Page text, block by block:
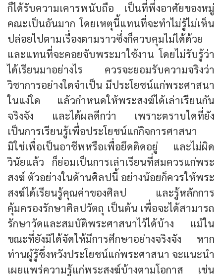
ก็ได้รับความเคารพนับถือ เป็นที่พึ่งอาศัยของหมู่
คณะเป็นอันมาก โดยเหตุนี้แทนที่จะทำไม่รู้ไม่เห็น
ปล่อยไปตามเรื่องตามราวซึ่งก็ควบคุมไม่ได้ด้วย
และแทนที่จะคอยจับพระมาใช้งาน โดยไม่รับรู้ว่า
ได้เรียนมาอย่างไร ควรจะยอมรับความจริงว่า
วิชาการอย่างใดจำเป็น มีประโยชน์แก่พระศาสนา
ในแง่ใด แล้วกำหนดให้พระสงฆ์ได้เล่าเรียนกัน
จริงจัง และได้ผลดีกว่า เพราะตราบใดที่ยัง
เป็นการเรียนรู้เพื่อประโยชน์แก่กิจการศาสนา
มิใช่เพื่อเป็นอาชีพหรือเพื่อยึดติดอยู่ และไม่ผิด
วินัยแล้ว ก็ย่อมเป็นการเล่าเรียนที่สมควรแก่พระ
สงฆ์ ตัวอย่างในด้านศิลปนี้ อย่างน้อยก็ควรให้พระ
สงฆ์ได้เรียนรู้คุณค่าของศิลป และรู้หลักการ
คุ้มครองรักษาศิลปวัตถุ เป็นต้น เพื่อจะได้สามารถ
รักษาวัดและสมบัติพระศาสนาไว้ได้บ้าง แม้ใน
ขณะที่ยังมิได้จัดให้มีการศึกษาอย่างจริงจัง หาก
ท่านผู้รู้ซึ่งหวังประโยชน์แก่พระศาสนา จะแนะนำ
เผยแพร่ความรู้แก่พระสงฆ์บ้างตามโอกาส เช่น